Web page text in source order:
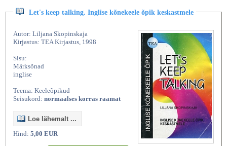
Let's keep talking. Inglise kõnekeele õpik keskastmele
Autor: Liljana Skopinskaja
Kirjastus: TEA Kirjastus, 1998
Sisu:
Märksõnad
inglise
Teema: Keeleõpikud
Seisukord: normaalses korras raamat
Loe lähemalt ...
Hind: 5,00 EUR